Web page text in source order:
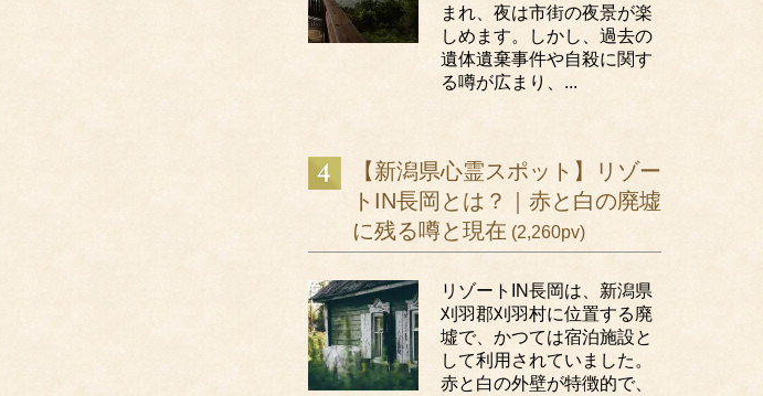
まれ、夜は市街の夜景が楽
しめます。しかし、過去の
遺体遺棄事件や自殺に関す
る噂が広まり、...
【新潟県心霊スポット】リゾー
トIN長岡とは？｜赤と白の廃墟
に残る噂と現在 (2,260pv)
リゾートIN長岡は、新潟県
刈羽郡刈羽村に位置する廃
墟で、かつては宿泊施設と
して利用されていました。
赤と白の外壁が特徴的で、